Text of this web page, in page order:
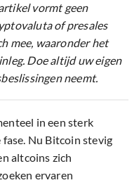
vormt geen
of presales
mee, waaronder het
Doe altijd uw eigen
neemt.
in een sterk
Nu Bitcoin stevig
altcoins zich
ervaren